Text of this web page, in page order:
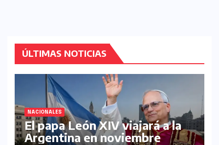
ÚLTIMAS NOTICIAS
NACIONALES
El papa León XIV viajará a la
Argentina en noviembre